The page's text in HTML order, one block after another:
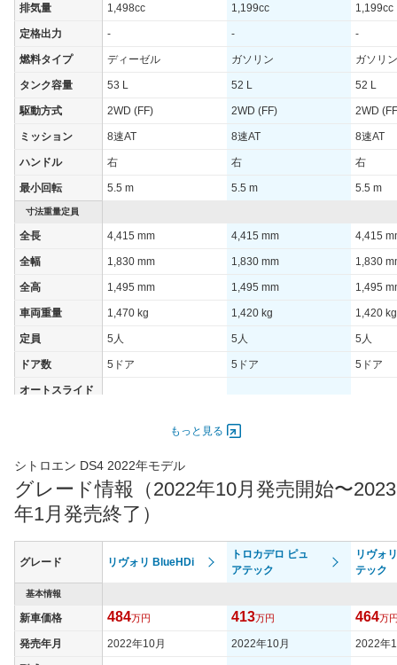
WLTCモード(市
街地)
WLTCモード(郊
21.2km/L 17.3km/L 17.3km/
速道路)
23.9km/L 19.9km/L 19.9km/
JC08モード 22.6km/L 19.8km/L 19.8km/
1015モード - - -
60km定地 - - -
排気量 1,498cc 1,199cc 1,199cc
定格出力 - - -
燃料タイプ ディーゼル ガソリン ガソリン
タンク容量 53 L 52 L 52 L
駆動方式 2WD (FF) 2WD (FF) 2WD
ミッション 8速AT 8速AT 8速AT
ハンドル 右 右 右
最小回転 5.5 m 5.5 m 5.5 m
寸法重量定員
全長 4,415 mm 4,415 mm 4,415
全幅 1,830 mm 1,830 mm 1,830
全高 1,495 mm 1,495 mm 1,495
車両重量 1,470 kg 1,420 kg 1,420 kg
定員 5人 5人 5人
ドア数 5ドア 5ドア 5ドア
オートスライド
最高トルク 300 [30.6]/ 5,000 230 [23.5]/ 5,000 230
過給機 TB
(前)
205/55R19 205/55R19 205/
タイヤサイズ
(後)
もっと見る
シトロエン DS4 2022年モデル
グレード情報（2022年10月発売開始〜2023
年1月発売終了）
グレード リヴォリ BlueHDi
トロカデロ ピュ
アテック
リヴォ
テック
基本情報
新車価格 484万円 413万円 464万
発売年月 2022年10月 2022年10月 2022年